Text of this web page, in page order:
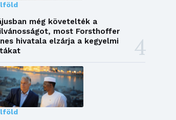
még követelték a
most Forsthoffer
hivatala elzárja a kegyelmi